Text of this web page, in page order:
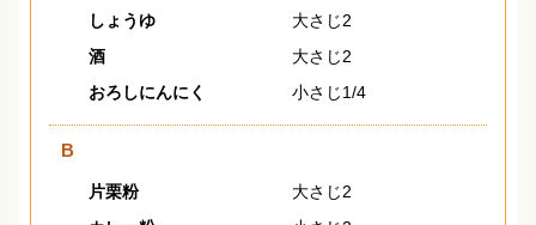
しょうゆ
大さじ2
酒
大さじ2
おろしにんにく
小さじ1/4
B
片栗粉
大さじ2